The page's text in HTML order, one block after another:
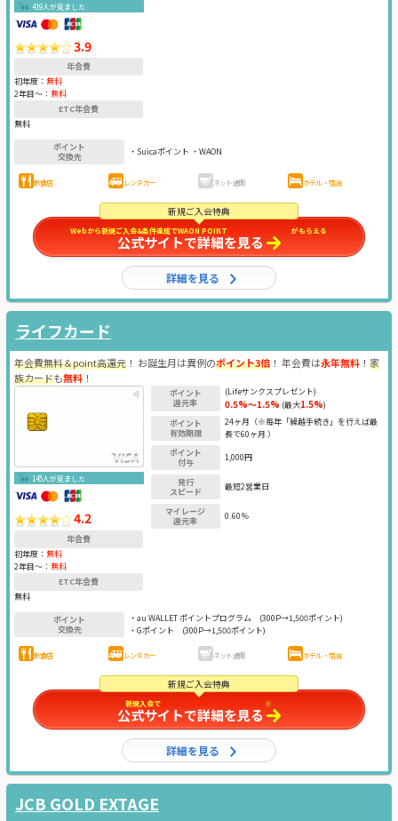
419人が見ました
3.9
年会費
初年度： 無料
2年目〜： 無料
ETC年会費
無料
ポイント
交換先
・Suicaポイント ・WAON
飲食店 レンタカー ネット通販 ホテル・宿泊
Webから新規ご入会&条件達成でWAON POINT 最大5,000ポイントがもらえる
新規ご入会特典
公式サイトで詳細を見る
詳細を見る
ライフカード
年会費無料＆point高還元 ！ お誕生月は異例のポイント3倍 ！ 年会費は永年無料 ！ 家
族カードも無料 ！
145人が見ました
4.2
年会費
初年度： 無料
2年目〜： 無料
ETC年会費
無料
ポイント
還元率
(Lifeサンクスプレゼント)
0.5%～1.5% (最大1.5%)
ポイント
有効期限
24ヶ月（※毎年「繰越手続き」を行えば最
長で60ヶ月 ）
ポイント
付与
1,000円
発行
スピード
最短2営業日
マイレージ
還元率
0.60％
ポイント
交換先
・au WALLET ポイントプログラム (300P→1,500ポイント)
・Gポイント (300P→1,500ポイント)
飲食店 レンタカー ネット通販 ホテル・宿泊
新規入会で ※
新規ご入会特典
公式サイトで詳細を見る
詳細を見る
JCB GOLD EXTAGE